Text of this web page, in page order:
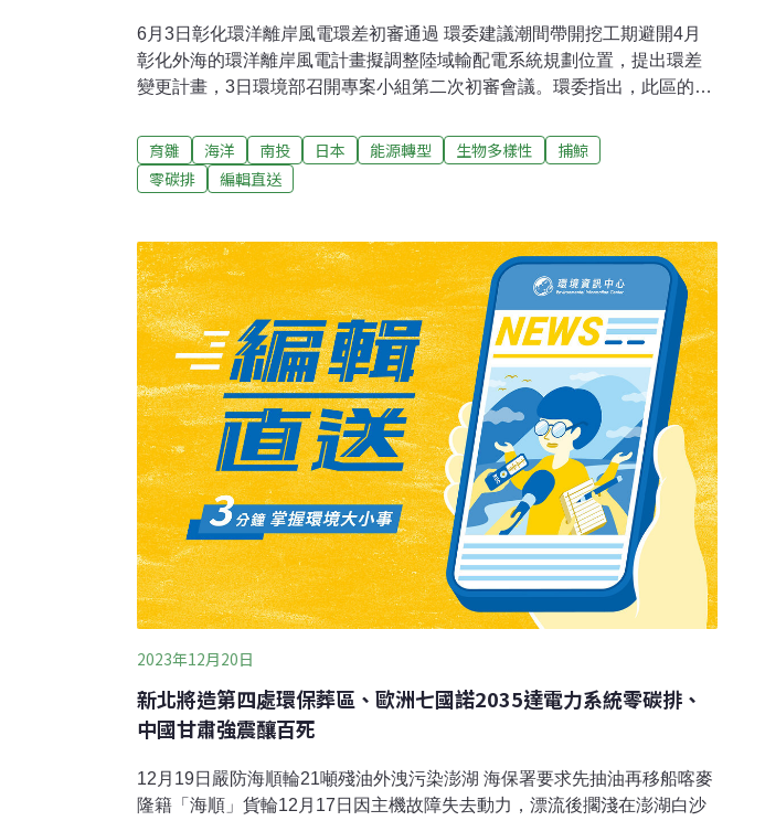
6月3日彰化環洋離岸風電環差初審通過 環委建議潮間帶開挖工期避開4月
彰化外海的環洋離岸風電計畫擬調整陸域輸配電系統規劃位置，提出環差
變更計畫，3日環境部召開專案小組第二次初審會議。環委指出，此區的潮
開4月份，避免影響鳥類群聚北返。全案通過專案小組初審，後續將送至環
評大會審查。（自由時報報導）新北野生幼雛鳥落巢救援增多 4月起每週逾
百件新北市動保處表示，目前是野生鳥類繁殖期，相對也使得幼雛鳥救援
時，救助前先觀察再通報，勿隨意撿拾。（中央社報導）
育雛 海洋 南投 日本 能源轉型 生物多樣性
捕鯨
零碳排
編輯直送
2023年12月20日
新北將造第四處環保葬區、歐洲七國諾2035達電力系統零碳排、
中國甘肅強震釀百死
12月19日嚴防海順輪21噸殘油外洩污染澎湖 海保署要求先抽油再移船喀麥
隆籍「海順」貨輪12月17日因主機故障失去動力，漂流後擱淺在澎湖白沙